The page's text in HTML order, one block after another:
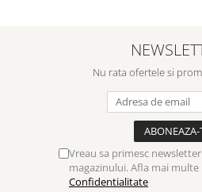
Nu rata ofertele si
Vreau sa primesc
magazinului. Afla mai multe
Confidentialitate